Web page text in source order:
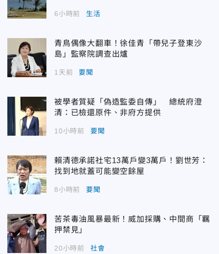
6小時前 生活
青鳥偶像大翻車！徐佳青「帶兒子登東沙
島」監察院調查出爐
1天前 要聞
被學者質疑「偽造監委自傳」 總統府澄
清：已檢還原件、非府方提供
10小時前 要聞
賴清德承諾社宅13萬戶變3萬戶！劉世芳：
找到地就蓋可能變空餘屋
8小時前 要聞
苦茶毒油風暴最新！威加採購、中間商「羈
押禁見」
20小時前 社會